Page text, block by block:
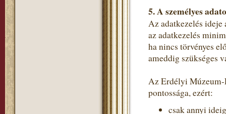
5. A személyes
Az adatkezelés ideje
az adatkezelés
ha nincs törvényes
ameddig szükséges
Az Erdélyi Múzeum-
pontossága, ezért:
csak annyi